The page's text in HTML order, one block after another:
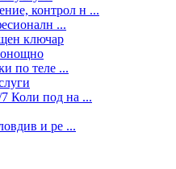
контрол н ...
...
ключар
по теле ...
Коли под на ...
и ре ...